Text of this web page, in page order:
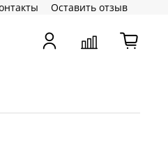
Оставить отзыв